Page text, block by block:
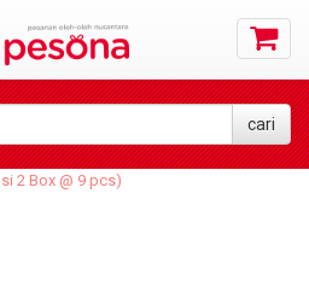
2 Box @ 9 pcs)